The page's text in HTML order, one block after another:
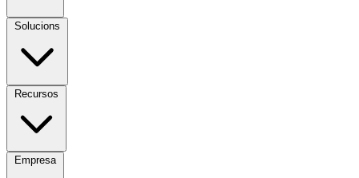
Empresa